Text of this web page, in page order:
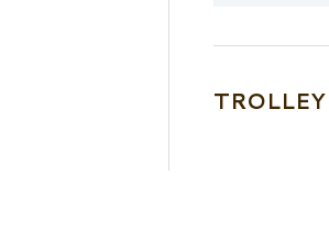
TROLLEY